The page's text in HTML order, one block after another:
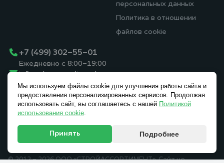
персональных данных
Политика в отношении
файлов cookie
+7 (499) 302-55-01
Ежедневно с 8:00-19:00
info@stroyassortiment.ru
Московская область, г.
Мытищи, Осташковское
шоссе, вл. 14, стр. 5
© 2012 - 2026 ООО «СТРОЙАССОРТИМЕНТ». Сайт не
Мы используем файлы cookie для улучшения работы сайта и
предоставления персонализированных сервисов. Продолжая
использовать сайт, вы соглашаетесь с нашей Политикой
использования cookie.
Принять Подробнее